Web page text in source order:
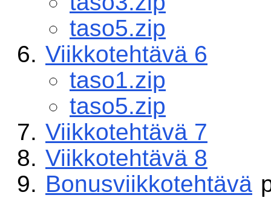
taso5.zip
Viikkotehtävä 6
taso1.zip
taso5.zip
Viikkotehtävä 7
Viikkotehtävä 8
Bonusviikkotehtävä